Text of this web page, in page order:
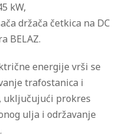
kW,
držača četkica na DC
BELAZ.
energije vrši se
trafostanica i
uključujući prokres
ulja i održavanje